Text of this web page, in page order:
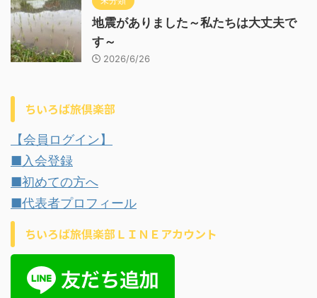
地震がありました～私たちは大丈夫で
す～
2026/6/26
ちいろば旅倶楽部
【会員ログイン】
■入会登録
■初めての方へ
■代表者プロフィール
ちいろば旅倶楽部ＬＩＮＥアカウント